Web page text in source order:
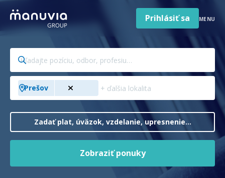
obsahPre firmy a zamestnávateľov
O nás
Slovenčina
Jazyk
Slovensko
Krajina/región
Prihlásiť sa MENU
Hľadajte
pozíciu,
odbor,
profesiu…
Pridajte
mesto,
krajinu…
Prešov
Zadať plat, úväzok, vzdelanie, upresnenie…
Zobraziť ponuky